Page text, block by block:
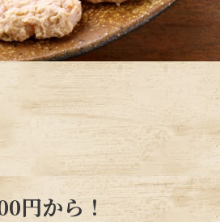
円から！